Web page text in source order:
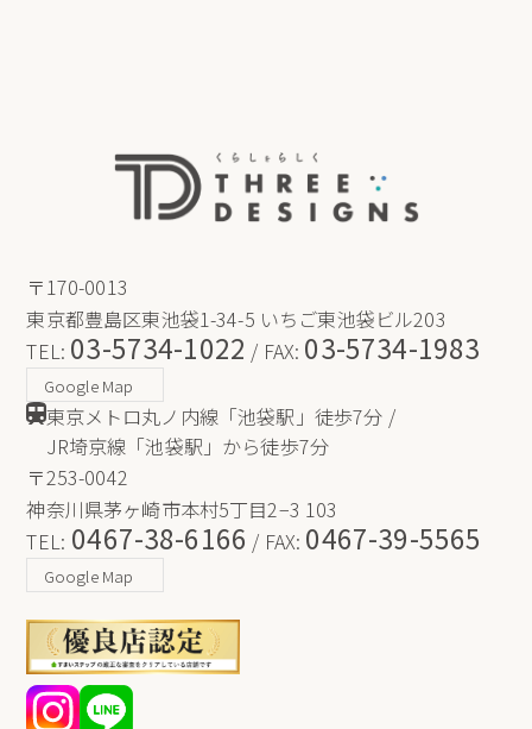
〒170-0013
東京都豊島区東池袋1-34-5 いちご東池袋ビル203
TEL: 03-5734-1022 / FAX: 03-5734-1983
Google Map
東京メトロ丸ノ内線「池袋駅」徒歩7分 /
JR埼京線「池袋駅」から徒歩7分
〒253-0042
神奈川県茅ヶ崎市本村5丁目2−3 103
TEL: 0467-38-6166 / FAX: 0467-39-5565
Google Map